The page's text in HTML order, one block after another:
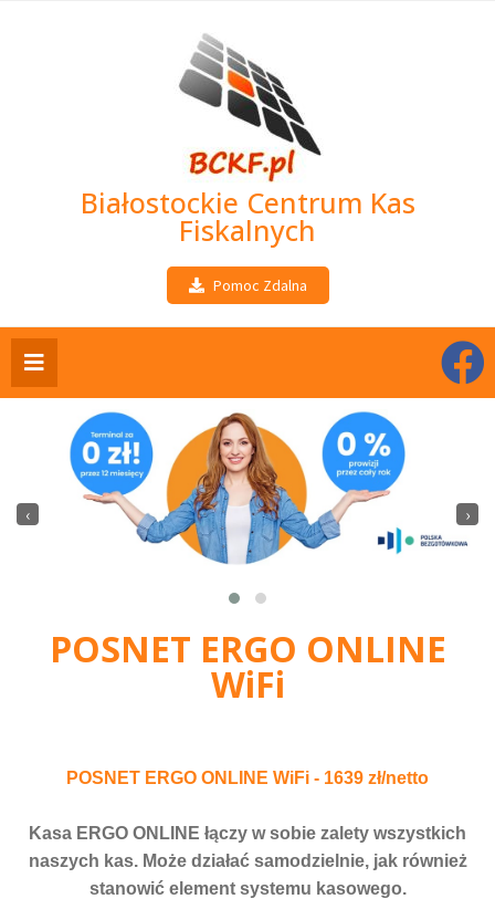
Białostockie Centrum Kas
Fiskalnych
Pomoc Zdalna
‹ ›
POSNET ERGO ONLINE
WiFi
POSNET ERGO ONLINE WiFi - 1639 zł/netto
Kasa ERGO ONLINE łączy w sobie zalety wszystkich
naszych kas. Może działać samodzielnie, jak również
stanowić element systemu kasowego.